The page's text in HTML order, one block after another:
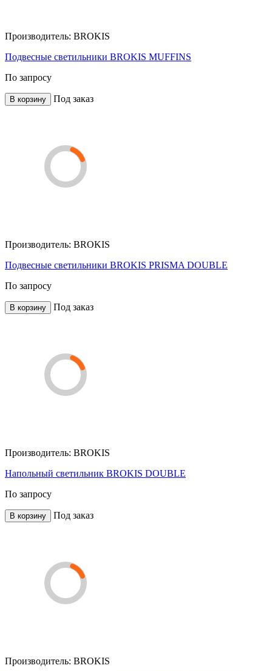
Производитель: BROKIS
Подвесные светильники BROKIS MUFFINS
По запросу
В корзину Под заказ
Производитель: BROKIS
Подвесные светильники BROKIS PRISMA DOUBLE
По запросу
В корзину Под заказ
Производитель: BROKIS
Напольный светильник BROKIS DOUBLE
По запросу
В корзину Под заказ
Производитель: BROKIS